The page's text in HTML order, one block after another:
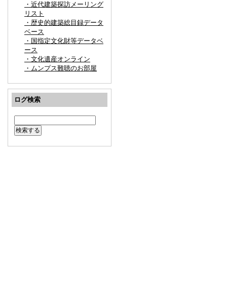
・近代建築探訪メーリング
リスト
・歴史的建築総目録データ
ベース
・国指定文化財等データベ
ース
・文化遺産オンライン
・ムンプス難聴のお部屋
ログ検索